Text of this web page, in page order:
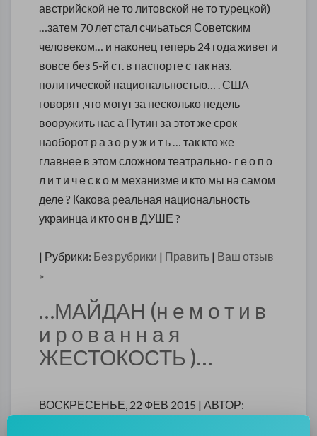
австрийской не то литовской не то турецкой)
…затем 70 лет стал счиьаться Советским
человеком… и наконец теперь 24 года живет и
вовсе без 5-й ст. в паспорте с так наз.
политической национальностью… . США
говорят ,что могут за несколько недель
вооружить нас а Путин за этот же срок
наоборот р а з о р у ж и т ь … так кто же
главнее в этом сложном театрально- г е о п о
л и т и ч е с к о м механизме и кто мы на самом
деле ? Какова реальная национальность
украинца и кто он в ДУШЕ ?
| Рубрики: Без рубрики | Править | Ваш отзыв
»
…МАЙДАН (н е м о т и в
и р о в а н н а я
ЖЕСТОКОСТЬ )…
ВОСКРЕСЕНЬЕ, 22 ФЕВ 2015 | АВТОР: